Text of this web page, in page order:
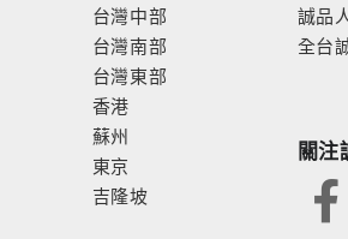
台灣中部
台灣南部
台灣東部
香港
蘇州
東京
吉隆坡
誠品
全台
關注